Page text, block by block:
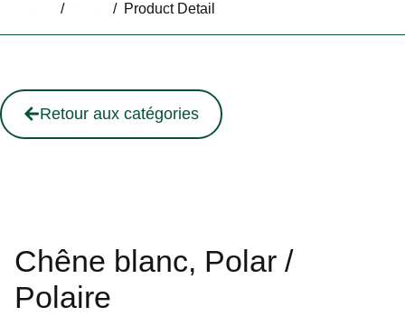
/ / Product Detail
Retour aux catégories
Chêne blanc, Polar /
Polaire